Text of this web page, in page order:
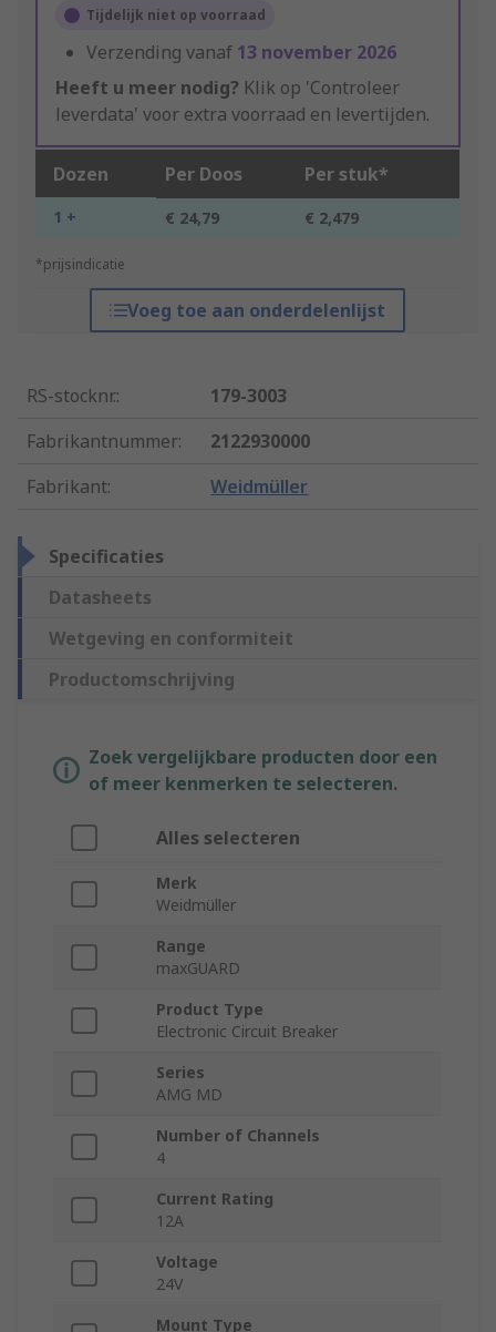
Tijdelijk niet op voorraad
Verzending vanaf 13 november 2026
Heeft u meer nodig? Klik op 'Controleer
leverdata' voor extra voorraad en levertijden.
Dozen Per Doos Per stuk*
1 + € 24,79 € 2,479
*prijsindicatie
Voeg toe aan onderdelenlijst
RS-stocknr.:
179-3003
Fabrikantnummer:
2122930000
Fabrikant: Weidmüller
Specificaties
Datasheets
Wetgeving en conformiteit
Productomschrijving
Zoek vergelijkbare producten door een
of meer kenmerken te selecteren.
Alles selecteren
Merk
Weidmüller
Range
maxGUARD
Product Type
Electronic Circuit Breaker
Series
AMG MD
Number of Channels
4
Current Rating
12A
Voltage
24V
Mount Type